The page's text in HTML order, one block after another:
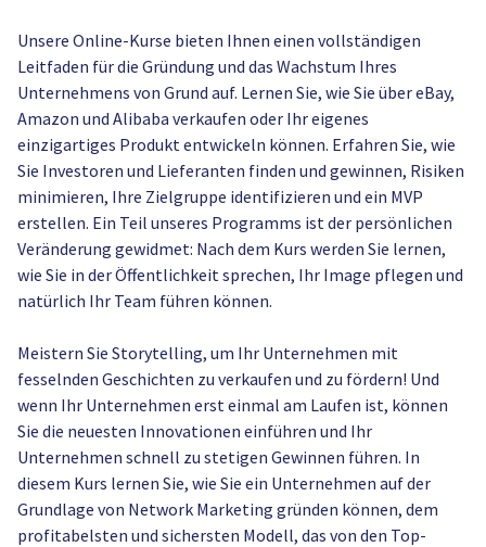
Unsere Online-Kurse bieten Ihnen einen vollständigen
Leitfaden für die Gründung und das Wachstum Ihres
Unternehmens von Grund auf. Lernen Sie, wie Sie über eBay,
Amazon und Alibaba verkaufen oder Ihr eigenes
einzigartiges Produkt entwickeln können. Erfahren Sie, wie
Sie Investoren und Lieferanten finden und gewinnen, Risiken
minimieren, Ihre Zielgruppe identifizieren und ein MVP
erstellen. Ein Teil unseres Programms ist der persönlichen
Veränderung gewidmet: Nach dem Kurs werden Sie lernen,
wie Sie in der Öffentlichkeit sprechen, Ihr Image pflegen und
natürlich Ihr Team führen können.
Meistern Sie Storytelling, um Ihr Unternehmen mit
fesselnden Geschichten zu verkaufen und zu fördern! Und
wenn Ihr Unternehmen erst einmal am Laufen ist, können
Sie die neuesten Innovationen einführen und Ihr
Unternehmen schnell zu stetigen Gewinnen führen. In
diesem Kurs lernen Sie, wie Sie ein Unternehmen auf der
Grundlage von Network Marketing gründen können, dem
profitabelsten und sichersten Modell, das von den Top-